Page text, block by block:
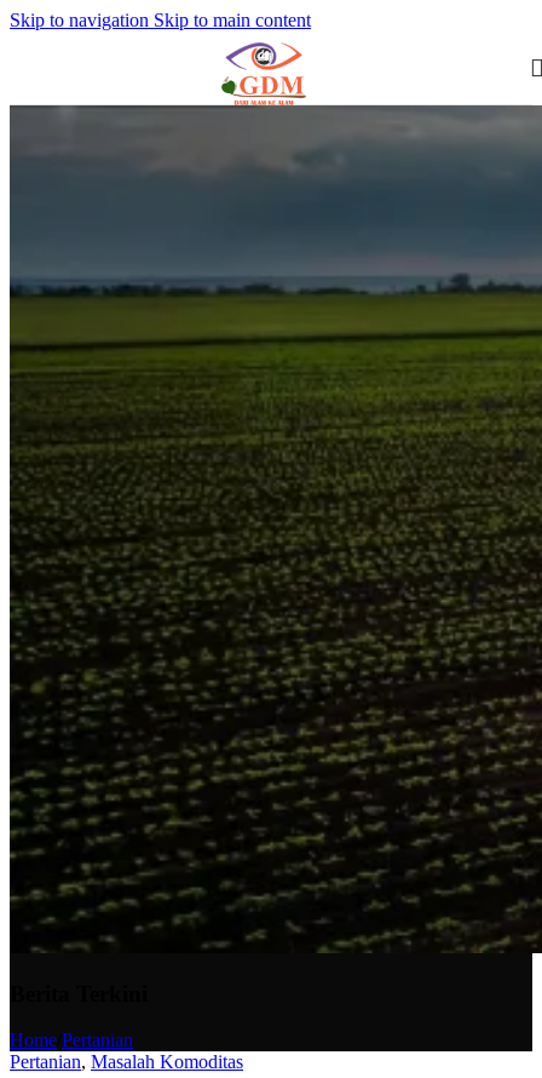
Skip to navigation Skip to main content
Home Pertanian
Pertanian, Masalah Komoditas